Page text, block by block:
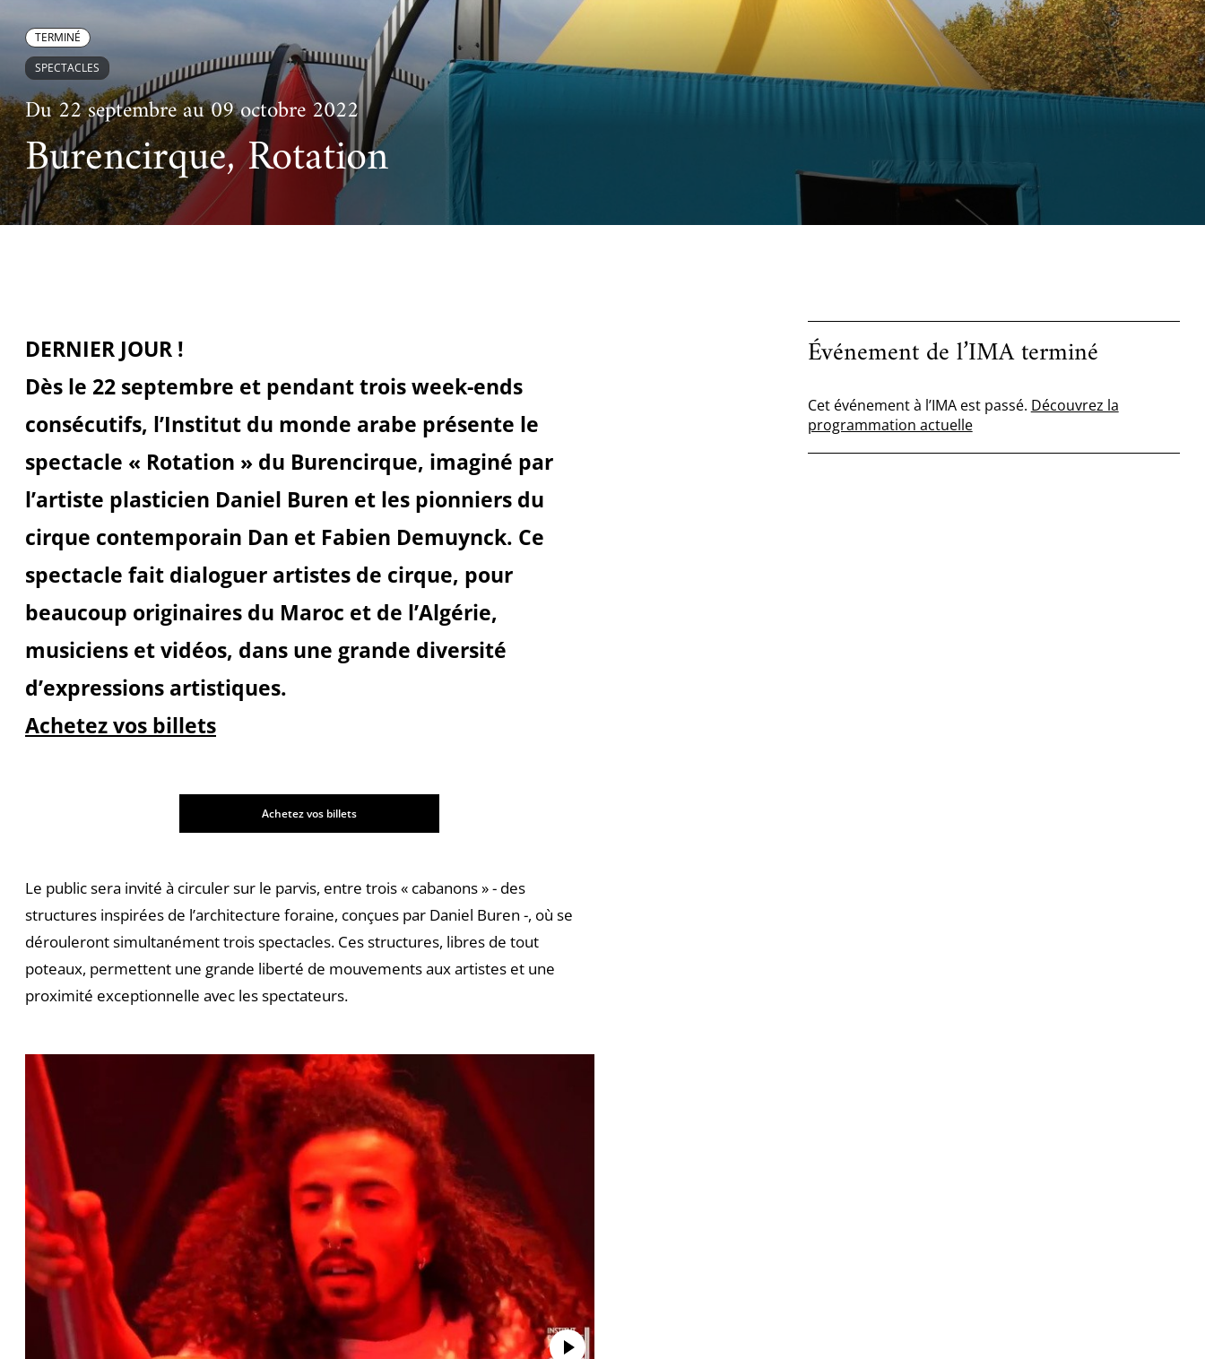
Festivals
Cinéma
Musique
Littérature et poésie
L’heure du conte
Centre de langue et de civilisation arabes
Accueillir une exposition pédagogique itinérante / Host
an educational travelling exhibition
Le projet de nouveau musée
Les rencontres économiques du monde arabe
Takam Tikou
Les Journées de l'histoire de l'IMA
TERMINÉ
SPECTACLES
Du 22 septembre au 09 octobre 2022
Burencirque, Rotation
DERNIER JOUR !
Dès le 22 septembre et pendant trois week-ends
consécutifs, l’Institut du monde arabe présente le
spectacle « Rotation » du Burencirque, imaginé par
l’artiste plasticien Daniel Buren et les pionniers du
cirque contemporain Dan et Fabien Demuynck. Ce
spectacle fait dialoguer artistes de cirque, pour
beaucoup originaires du Maroc et de l’Algérie,
musiciens et vidéos, dans une grande diversité
d’expressions artistiques.
Achetez vos billets
Achetez vos billets
Le public sera invité à circuler sur le parvis, entre trois « cabanons » - des
structures inspirées de l’architecture foraine, conçues par Daniel Buren -, où se
dérouleront simultanément trois spectacles. Ces structures, libres de tout
poteaux, permettent une grande liberté de mouvements aux artistes et une
proximité exceptionnelle avec les spectateurs.
Événement de l’IMA terminé
Cet événement à l’IMA est passé. Découvrez la
programmation actuelle